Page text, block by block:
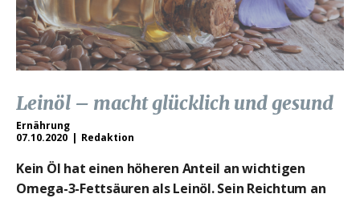
Leinöl – macht glücklich und gesund
Ernährung
07.10.2020
Redaktion
Kein Öl hat einen höheren Anteil an wichtigen
Omega-3-Fettsäuren als Leinöl. Sein Reichtum an